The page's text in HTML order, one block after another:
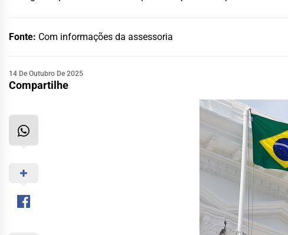
Fonte: Com informações da assessoria
14 De Outubro De 2025
Compartilhe